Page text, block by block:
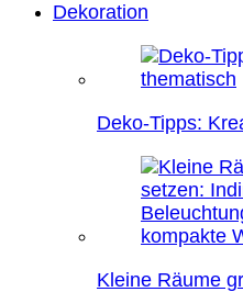
Dekoration
Deko-Tipps:
Kleine Räume